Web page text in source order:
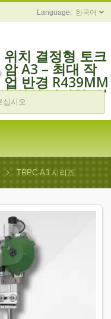
한국어
위치 결정형 토크
암 A3 – 최대 작
업 반경 R439MM
| 위치 탐지형, 위
치 지정, 토크 균
형 팔, 드라이버
보조 팔
TRPC-A3 시리즈